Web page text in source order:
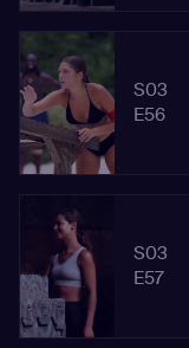
S03
E56
S03
E57